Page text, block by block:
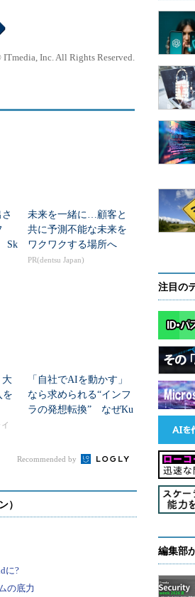
Inc. All Rights Reserved.
Sk
未来を一緒に…顧客と
共に予測不能な未来を
ワクワクする場所へ
PR(dentsu Japan)
を
「自社でAIを動かす」
なら求められる“インフ
ラの発想転換” なぜKu
Recommended by
注目の
編集部